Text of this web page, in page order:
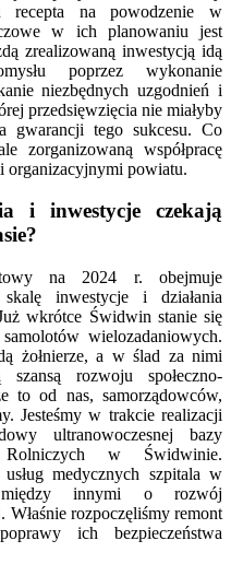
recepta na powodzenie w
w ich planowaniu jest
zrealizowaną inwestycją idą
poprzez wykonanie
niezbędnych uzgodnień i
przedsięwzięcia nie miałyby
gwarancji tego sukcesu. Co
zorganizowaną współpracę
organizacyjnymi powiatu.
i inwestycje czekają
na 2024 r. obejmuje
inwestycje i działania
wkrótce Świdwin stanie się
wielozadaniowych.
żołnierze, a w ślad za nimi
rozwoju społeczno-
to od nas, samorządowców,
Jesteśmy w trakcie realizacji
ultranowoczesnej bazy
Rolniczych w Świdwinie.
medycznych szpitala w
między innymi o rozwój
rozpoczęliśmy remont
ich bezpieczeństwa